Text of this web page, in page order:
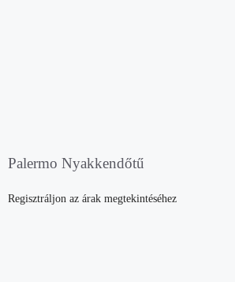
Palermo Nyakkendőtű
Regisztráljon az árak megtekintéséhez